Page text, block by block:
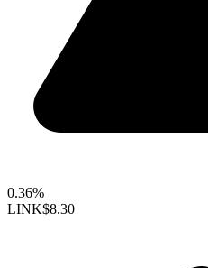
0.36%
LINK$8.30